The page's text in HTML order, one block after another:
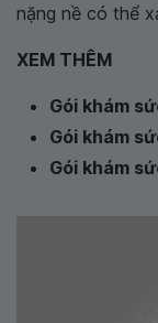
nặng nề có thể
XEM THÊM
Gói khám
Gói khám
Gói khám